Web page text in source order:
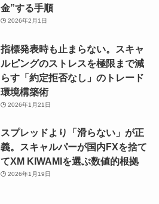
金”する手順
2026年2月1日
指標発表時も止まらない。スキャ
ルピングのストレスを極限まで減
らす「約定拒否なし」のトレード
環境構築術
2026年1月21日
スプレッドより「滑らない」が正
義。スキャルパーが国内FXを捨て
てXM KIWAMIを選ぶ数値的根拠
2026年1月19日